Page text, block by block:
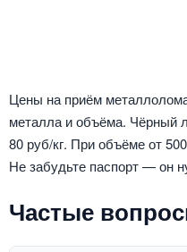
Цены на приём
металла и объёма. Чёрный
80 руб/кг. При объёме от
Не забудьте паспорт — он
Частые